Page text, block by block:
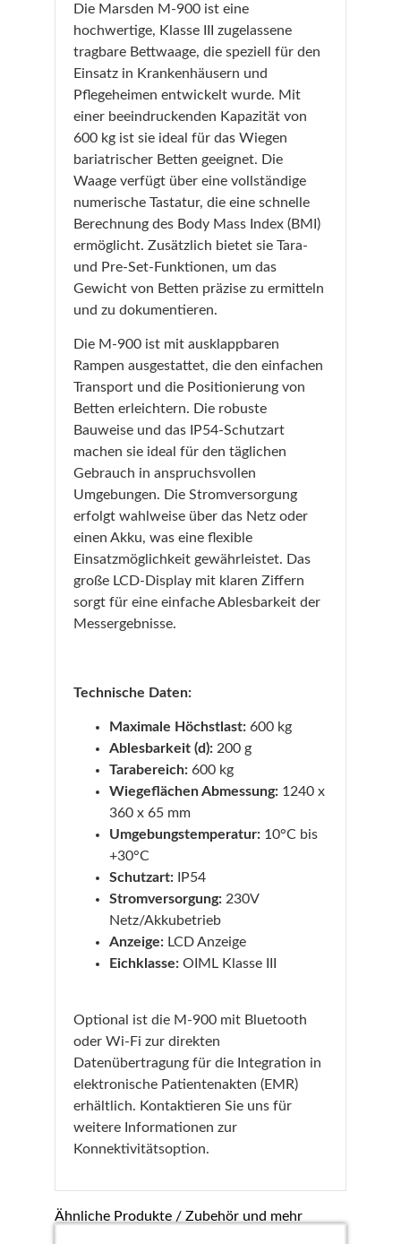
Die Marsden M-900 ist eine
hochwertige, Klasse III zugelassene
tragbare Bettwaage, die speziell für den
Einsatz in Krankenhäusern und
Pflegeheimen entwickelt wurde. Mit
einer beeindruckenden Kapazität von
600 kg ist sie ideal für das Wiegen
bariatrischer Betten geeignet. Die
Waage verfügt über eine vollständige
numerische Tastatur, die eine schnelle
Berechnung des Body Mass Index (BMI)
ermöglicht. Zusätzlich bietet sie Tara-
und Pre-Set-Funktionen, um das
Gewicht von Betten präzise zu ermitteln
und zu dokumentieren.
Die M-900 ist mit ausklappbaren
Rampen ausgestattet, die den einfachen
Transport und die Positionierung von
Betten erleichtern. Die robuste
Bauweise und das IP54-Schutzart
machen sie ideal für den täglichen
Gebrauch in anspruchsvollen
Umgebungen. Die Stromversorgung
erfolgt wahlweise über das Netz oder
einen Akku, was eine flexible
Einsatzmöglichkeit gewährleistet. Das
große LCD-Display mit klaren Ziffern
sorgt für eine einfache Ablesbarkeit der
Messergebnisse.
Technische Daten:
Maximale Höchstlast:600 kg
Ablesbarkeit (d):200 g
Tarabereich:600 kg
Wiegeflächen Abmessung:1240 x
360 x 65 mm
Umgebungstemperatur:10°C bis
+30°C
Schutzart:IP54
Stromversorgung:230V
Netz/Akkubetrieb
Anzeige:LCD Anzeige
Eichklasse:OIML Klasse III
Optional ist die M-900 mit Bluetooth
oder Wi-Fi zur direkten
Datenübertragung für die Integration in
elektronische Patientenakten (EMR)
erhältlich. Kontaktieren Sie uns für
weitere Informationen zur
Konnektivitätsoption.
Ähnliche Produkte / Zubehör und mehr